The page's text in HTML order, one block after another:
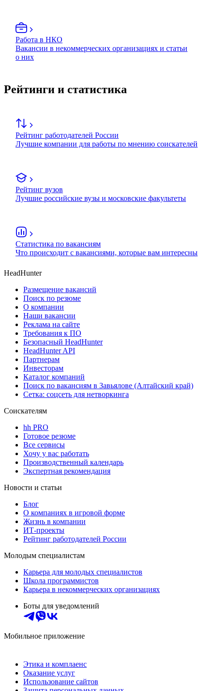
Работа в НКО
Вакансии в некоммерческих организациях и статьи
о них
Рейтинги и статистика
Рейтинг работодателей России
Лучшие компании для работы по мнению соискателей
Рейтинг вузов
Лучшие российские вузы и московские факультеты
Статистика по вакансиям
Что происходит с вакансиями, которые вам интересны
HeadHunter
Размещение вакансий
Поиск по резюме
О компании
Наши вакансии
Реклама на сайте
Требования к ПО
Безопасный HeadHunter
HeadHunter API
Партнерам
Инвесторам
Каталог компаний
Поиск по вакансиям в Завьялове (Алтайский край)
Сетка: соцсеть для нетворкинга
Соискателям
hh PRO
Готовое резюме
Все сервисы
Хочу у вас работать
Производственный календарь
Экспертная рекомендация
Новости и статьи
Блог
О компаниях в игровой форме
Жизнь в компании
ИТ-проекты
Рейтинг работодателей России
Молодым специалистам
Карьера для молодых специалистов
Школа программистов
Карьера в некоммерческих организациях
Боты для уведомлений
Мобильное приложение
Этика и комплаенс
Оказание услуг
Использование сайтов